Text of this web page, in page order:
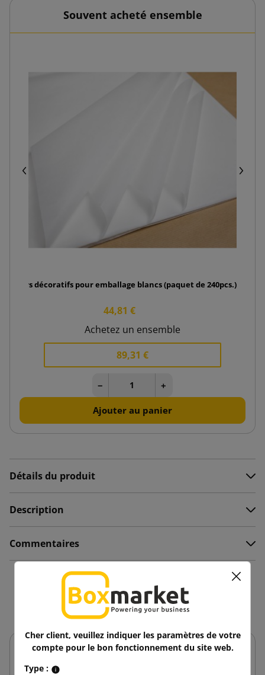
Souvent acheté ensemble
Papiers décoratifs pour emballage blancs (paquet de 240pcs.)
44,81 €
Achetez un ensemble
89,31 €
− +
Ajouter au panier
Détails du produit
Description
Commentaires
Vous aimerez aussi
Cher client, veuillez indiquer les paramètres de votre
compte pour le bon fonctionnement du site web.
Type :